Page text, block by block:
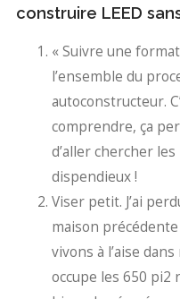
construire LEED
« Suivre une
l’ensemble du
autoconstructeur.
comprendre, ça
d’aller chercher
dispendieux !
Viser petit. J’ai
maison
vivons à l’aise
occupe les 650 pi2